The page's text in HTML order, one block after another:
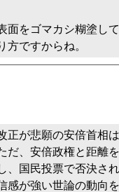
をゴマカシ糊塗し
方ですからね。
正が悲願の安倍首相
だ、安倍政権と距離
、国民投票で否決さ
感が強い世論の動向